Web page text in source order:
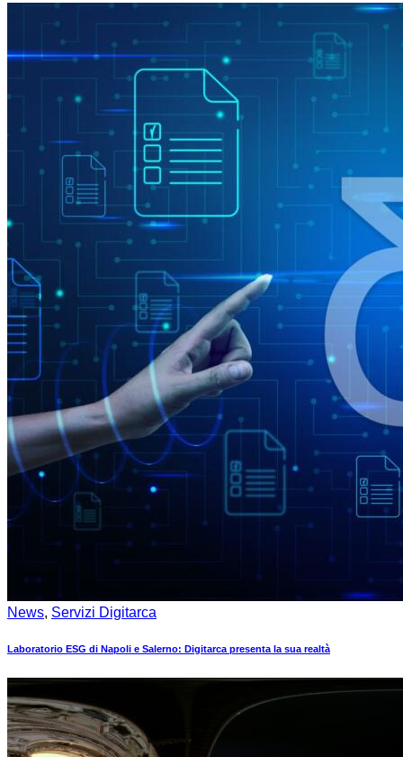
News, Servizi Digitarca
Laboratorio ESG di Napoli e Salerno: Digitarca presenta la sua realtà